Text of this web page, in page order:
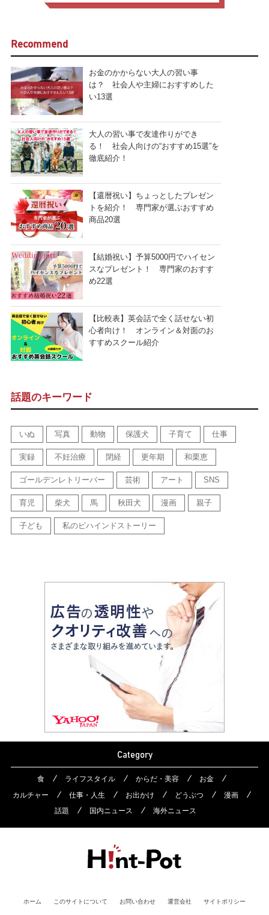
Recommend
お金のかからない大人の習い事
は？ 社会人や主婦におすすめした
い13選
大人の習い事で友達作りができ
る！ 社会人向けの“おすすめ15選”を
徹底紹介！
【還暦祝い】ちょっとしたプレゼン
トを紹介！ 専門家が選ぶおすすめ
商品20選
【結婚祝い】予算5000円でハイセン
スなプレゼント！ 専門家のおすす
め22選
【比較表】英会話で全く話せない初
心者向け！ オンライン＆対面のお
すすめスクール紹介
話題のキーワード
いぬ 写真 動物 保護犬 子育て 仕事
実録 不妊治療 閉経 更年期 和栗恵
ゴールデンレトリーバー 芸術 アート SNS
育児 柴犬 馬 秋田犬 漫画 親子
子ども 私のビハインドストーリー
Category
食 ライフスタイル からだ・美容
お金
カルチャー
仕事・人生 お出かけ どうぶつ
漫画
話題
国内ニュース 海外ニュース
ホーム このサイトについて お問い合わせ 運営会社 サイトポリシー